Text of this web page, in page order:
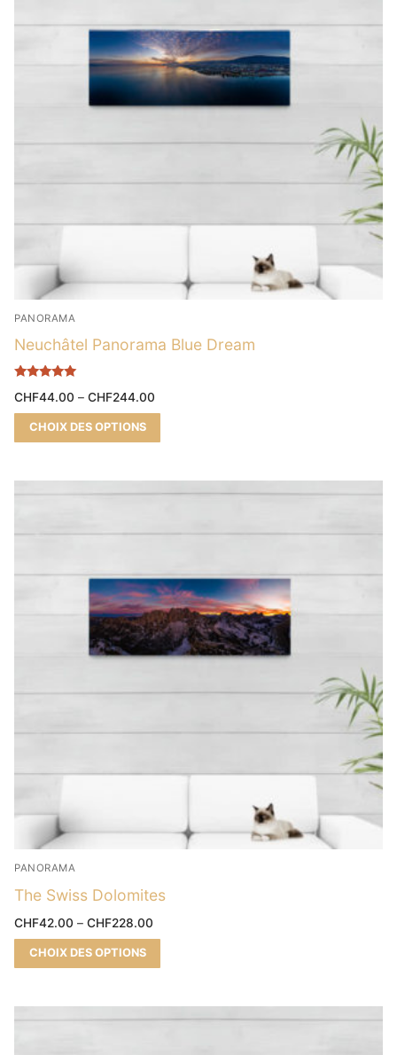
PANORAMA
Neuchâtel Panorama Blue Dream
5.00
sur 5
CHF44.00 – CHF244.00
CHOIX DES OPTIONS
PANORAMA
The Swiss Dolomites
CHF42.00 – CHF228.00
CHOIX DES OPTIONS